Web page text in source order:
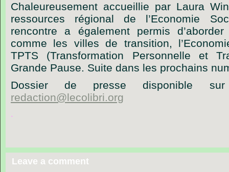
Chaleureusement accueillie par Laura
ressources régional de l’Economie
rencontre a également permis
comme les villes de transition,
TPTS (Transformation Personnelle et
Grande Pause. Suite dans les prochains
Dossier de presse disponible
redaction@lecolibri.org
.
Leave a comment